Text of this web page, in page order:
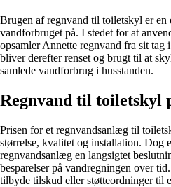
Brugen af regnvand til toiletskyl er en
vandforbruget på. I stedet for at
opsamler Annette regnvand fra sit tag
bliver derefter renset og brugt til at
samlede vandforbrug i husstanden.
Regnvand til toiletskyl
Prisen for et regnvandsanlæg til
størrelse, kvalitet og installation. Dog
regnvandsanlæg en langsigtet
besparelser på vandregningen over
tilbyde tilskud eller støtteordninger til